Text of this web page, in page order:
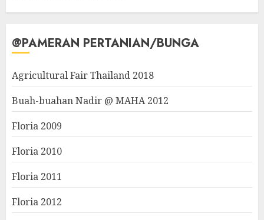
@PAMERAN PERTANIAN/BUNGA
Agricultural Fair Thailand 2018
Buah-buahan Nadir @ MAHA 2012
Floria 2009
Floria 2010
Floria 2011
Floria 2012